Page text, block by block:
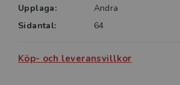
Upplaga:
Andra
Sidantal:
64
Köp- och leveransvillkor